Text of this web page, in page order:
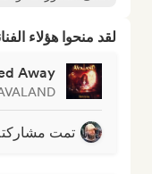
لقد منحوا هؤلاء
Away
تمت